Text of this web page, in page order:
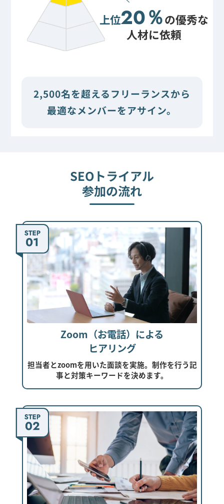
上位20％の優秀な
人材に依頼
2,500名を超えるフリーランスから
最適なメンバーをアサイン。
SEOトライアル
参加の流れ
Zoom（お電話）による
ヒアリング
担当者とzoomを用いた面談を実施。制作を行う記
事と対策キーワードを決めます。